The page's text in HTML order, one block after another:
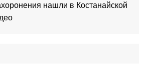
нашли в Костанайской